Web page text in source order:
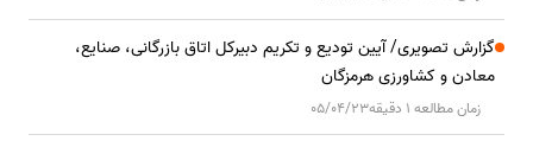
گزارش تصویری/ آیین تودیع و تکریم دبیرکل اتاق بازرگانی، صنایع،
معادن و کشاورزی هرمزگان
زمان مطالعه 1 دقیقه 05/04/23